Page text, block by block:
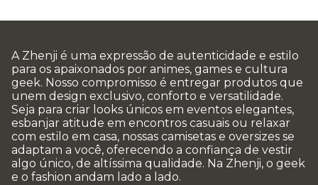
A Zhenji é uma expressão de autenticidade e estilo
para os apaixonados por animes, games e cultura
geek. Nosso compromisso é entregar produtos que
unem design exclusivo, conforto e versatilidade.
Seja para criar looks únicos em eventos elegantes,
esbanjar atitude em encontros casuais ou relaxar
com estilo em casa, nossas camisetas e oversizes se
adaptam a você, oferecendo a confiança de vestir
algo único, de altíssima qualidade. Na Zhenji, o geek
e o fashion andam lado a lado.